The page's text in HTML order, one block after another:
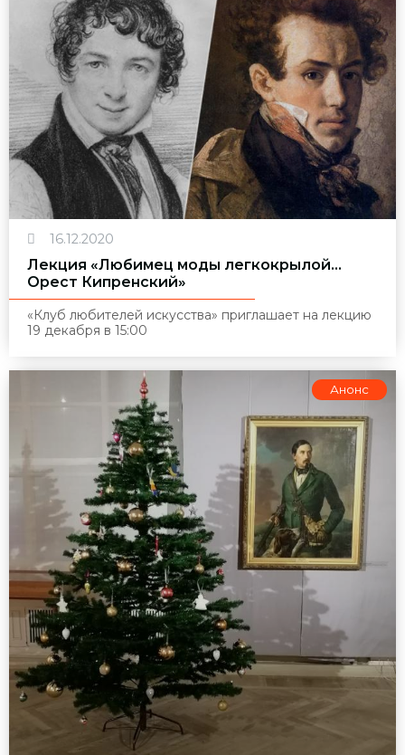
16.12.2020
Лекция «Любимец моды легкокрылой…
Орест Кипренский»
«Клуб любителей искусства» приглашает на лекцию
19 декабря в 15:00
Анонс